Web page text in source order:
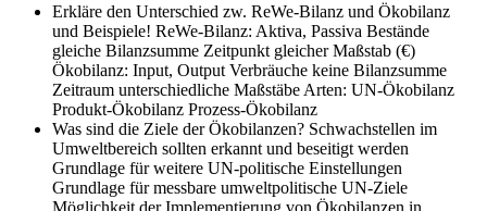
Erkläre den Unterschied zw. ReWe-Bilanz und Ökobilanz
und Beispiele! ReWe-Bilanz: Aktiva, Passiva Bestände
gleiche Bilanzsumme Zeitpunkt gleicher Maßstab (€)
Ökobilanz: Input, Output Verbräuche keine Bilanzsumme
Zeitraum unterschiedliche Maßstäbe Arten: UN-Ökobilanz
Produkt-Ökobilanz Prozess-Ökobilanz
Was sind die Ziele der Ökobilanzen? Schwachstellen im
Umweltbereich sollten erkannt und beseitigt werden
Grundlage für weitere UN-politische Einstellungen
Grundlage für messbare umweltpolitische UN-Ziele
Möglichkeit der Implementierung von Ökobilanzen in